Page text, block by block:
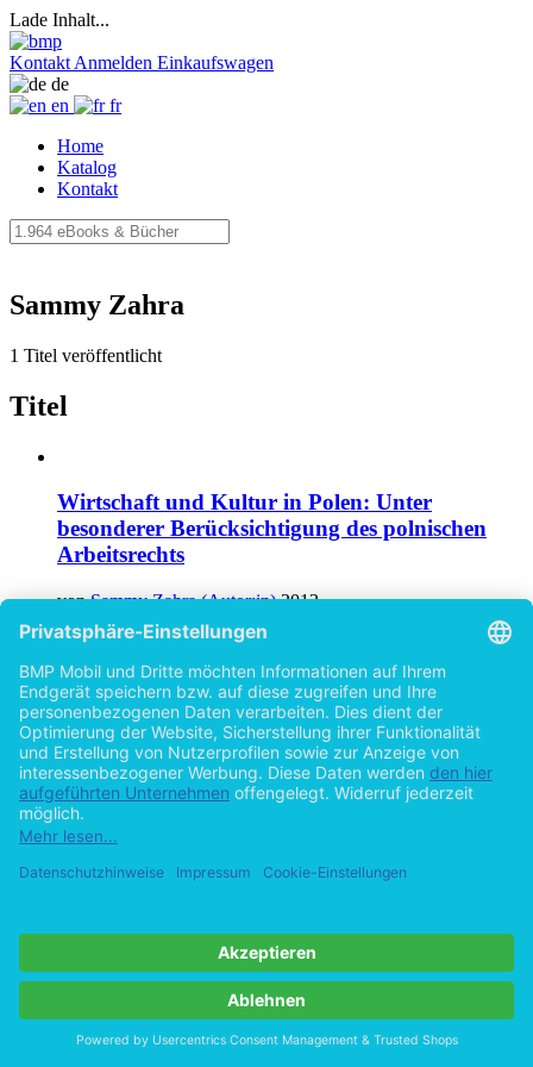
Lade Inhalt...
Kontakt Anmelden Einkaufswagen
de
en
fr
Home
Katalog
Kontakt
Sammy Zahra
1 Titel veröffentlicht
Titel
Wirtschaft und Kultur in Polen: Unter
besonderer Berücksichtigung des polnischen
Arbeitsrechts
vonSammy Zahra (Autor:in) 2013
©2012 Studienarbeit
Hilfe/FAQ
Impressum
Datenschutz
AGB
Vertrag widerrufen
Zur Desktop-Version
Copyright ©Imprint in der Bedey & Thoms Media GmbH
byOpen Publishing